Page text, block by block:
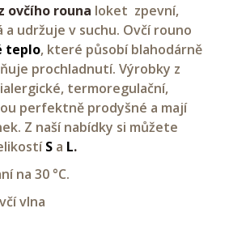
ovčího rouna loket zpevní,
udržuje v suchu. Ovčí rouno
teplo, které působí blahodárně
prochladnutí. Výrobky z
termoregulační,
perfektně prodyšné a mají
Z naší nabídky si můžete
S a L.
na 30 °C.
vlna